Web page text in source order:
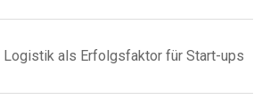
Logistik als Erfolgsfaktor für Start-ups